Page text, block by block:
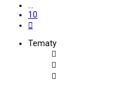
…
10
Tematy